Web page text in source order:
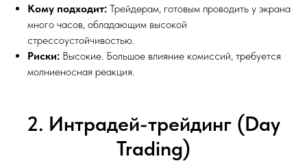
Кому подходит: Трейдерам, готовым проводить у экрана
много часов, обладающим высокой
стрессоустойчивостью.
Риски: Высокие. Большое влияние комиссий, требуется
молниеносная реакция.
2. Интрадей-трейдинг (Day
Trading)